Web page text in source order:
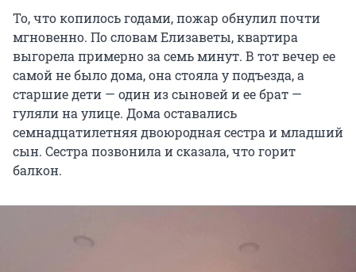
То, что копилось годами, пожар обнулил почти
мгновенно. По словам Елизаветы, квартира
выгорела примерно за семь минут. В тот вечер ее
самой не было дома, она стояла у подъезда, а
старшие дети — один из сыновей и ее брат —
гуляли на улице. Дома оставались
семнадцатилетняя двоюродная сестра и младший
сын. Сестра позвонила и сказала, что горит
балкон.